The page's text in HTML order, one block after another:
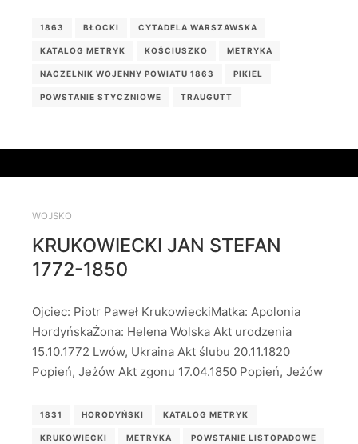
1863 BŁOCKI CYTADELA WARSZAWSKA
KATALOG METRYK KOŚCIUSZKO METRYKA
NACZELNIK WOJENNY POWIATU 1863 PIKIEL
POWSTANIE STYCZNIOWE TRAUGUTT
WOJSKO
KRUKOWIECKI JAN STEFAN
1772-1850
Ojciec: Piotr Paweł KrukowieckiMatka: Apolonia
HordyńskaŻona: Helena Wolska Akt urodzenia
15.10.1772 Lwów, Ukraina Akt ślubu 20.11.1820
Popień, Jeżów Akt zgonu 17.04.1850 Popień, Jeżów
1831 HORODYŃSKI KATALOG METRYK
KRUKOWIECKI METRYKA POWSTANIE LISTOPADOWE